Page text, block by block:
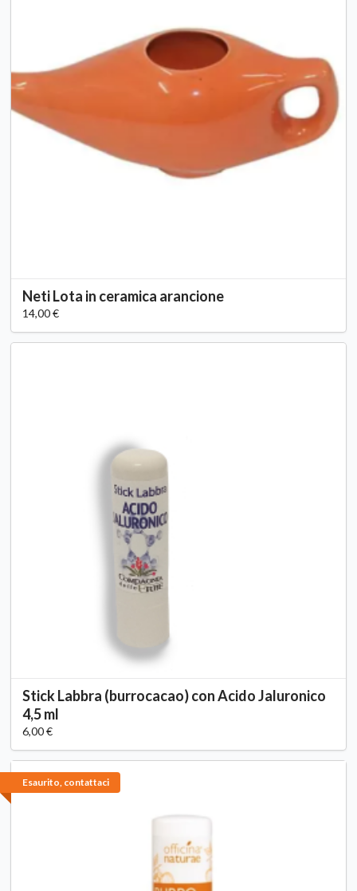
Neti Lota in ceramica arancione
14,00 €
Stick Labbra (burrocacao) con Acido Jaluronico
4,5 ml
6,00 €
Esaurito, contattaci